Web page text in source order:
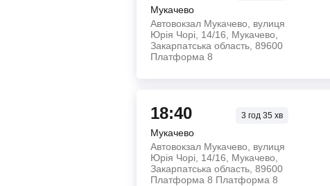
Мукачево
Автовокзал Мукачево, вулиця
Юрія Чорі, 14/16, Мукачево,
Закарпатська область, 89600
Платформа 8
18:40 3 год35 хв
Мукачево
Автовокзал Мукачево, вулиця
Юрія Чорі, 14/16, Мукачево,
Закарпатська область, 89600
Платформа 8 Платформа 8